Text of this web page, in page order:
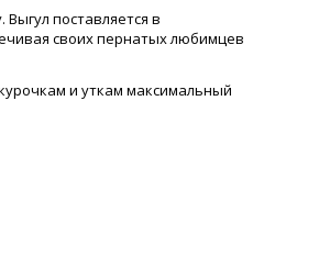
поставляется в
своих пернатых любимцев
и уткам максимальный